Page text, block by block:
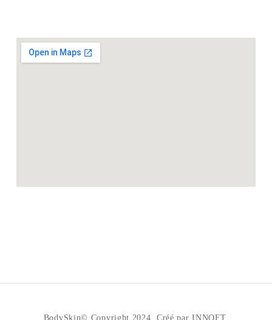
BodySkin© Copyright 2024. Créé par INNOFT.